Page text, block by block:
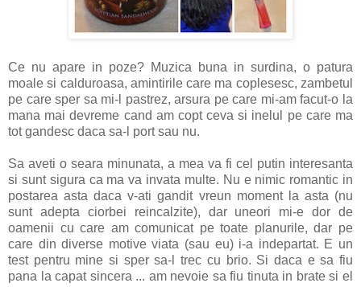
Ce nu apare in poze? Muzica buna in surdina, o patura
moale si calduroasa, amintirile care ma coplesesc, zambetul
pe care sper sa mi-l pastrez, arsura pe care mi-am facut-o la
mana mai devreme cand am copt ceva si inelul pe care ma
tot gandesc daca sa-l port sau nu.
Sa aveti o seara minunata, a mea va fi cel putin interesanta
si sunt sigura ca ma va invata multe. Nu e nimic romantic in
postarea asta daca v-ati gandit vreun moment la asta (nu
sunt adepta ciorbei reincalzite), dar uneori mi-e dor de
oamenii cu care am comunicat pe toate planurile, dar pe
care din diverse motive viata (sau eu) i-a indepartat. E un
test pentru mine si sper sa-l trec cu brio. Si daca e sa fiu
pana la capat sincera ... am nevoie sa fiu tinuta in brate si el